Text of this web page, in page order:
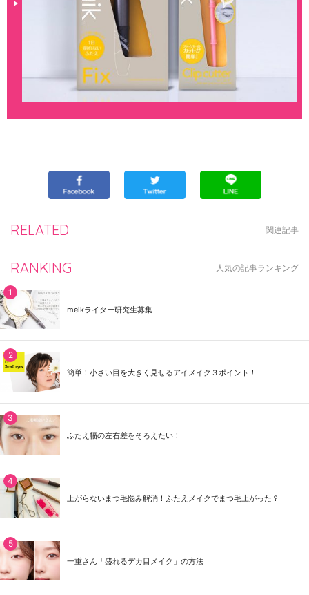
RELATED 関連記事
RANKING 人気の記事ランキング
meikライター研究生募集
簡単！小さい目を大きく見せるアイメイク３ポイント！
ふたえ幅の左右差をそろえたい！
上がらないまつ毛悩み解消！ふたえメイクでまつ毛上がった？
一重さん「盛れるデカ目メイク」の方法